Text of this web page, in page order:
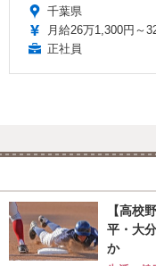
千葉県
月給26万1,300円～
正社員
【高校
平・大
か